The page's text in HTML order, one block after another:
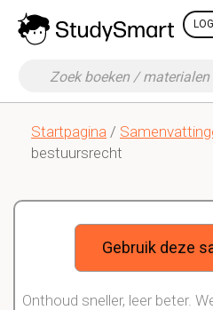
Startpagina /
bestuursrecht
Gebruik deze
Onthoud sneller, leer beter.